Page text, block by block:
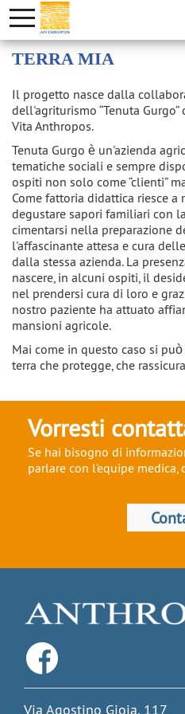
TERRA MIA
Il progetto nasce dalla
dell'agriturismo “Tenuta
Vita Anthropos.
Tenuta Gurgo è un'azienda
tematiche sociali e sempre
ospiti non solo come “clienti”
Come fattoria didattica riesce
degustare sapori familiari con
cimentarsi nella preparazione
l'affascinante attesa e cura
dalla stessa azienda. La
nascere, in alcuni ospiti, il
nel prendersi cura di loro e
nostro paziente ha attuato
mansioni agricole.
Mai come in questo caso si
terra che protegge, che
Vorresti
Se hai bisogno di
parlare con l'equipe
Via Agostino Gioia, 117